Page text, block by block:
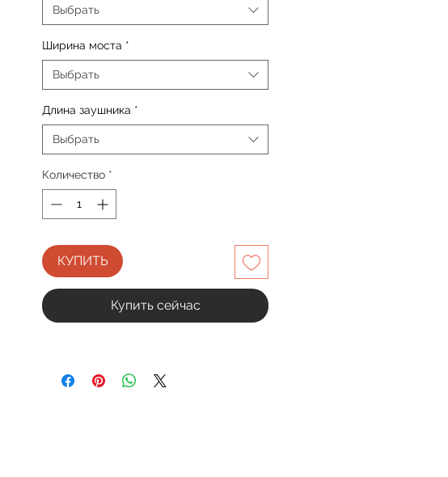
Выбрать
Ширина моста *
Выбрать
Длина заушника *
Выбрать
Количество *
КУПИТЬ
Купить сейчас